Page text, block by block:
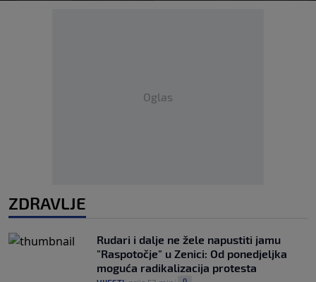
Oglas
ZDRAVLJE
Rudari i dalje ne žele napustiti jamu
"Raspotočje" u Zenici: Od ponedjeljka
moguća radikalizacija protesta